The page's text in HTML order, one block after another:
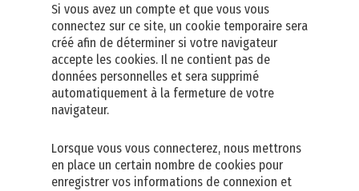
Si vous avez un compte et que vous vous
connectez sur ce site, un cookie temporaire sera
créé afin de déterminer si votre navigateur
accepte les cookies. Il ne contient pas de
données personnelles et sera supprimé
automatiquement à la fermeture de votre
navigateur.
Lorsque vous vous connecterez, nous mettrons
en place un certain nombre de cookies pour
enregistrer vos informations de connexion et